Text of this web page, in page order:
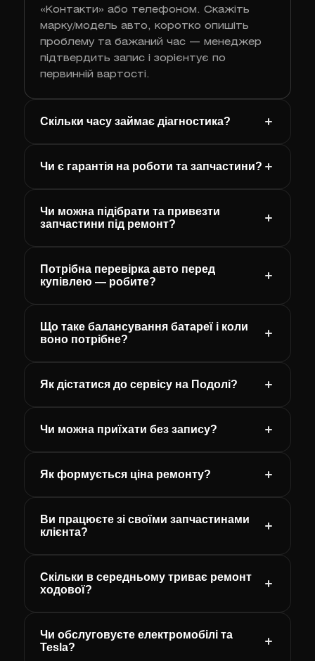
«Контакти» або телефоном. Скажіть
марку/модель авто, коротко опишіть
проблему та бажаний час — менеджер
підтвердить запис і зорієнтує по
первинній вартості.
Скільки часу займає діагностика?
Чи є гарантія на роботи та запчастини?
Чи можна підібрати та привезти
запчастини під ремонт?
Потрібна перевірка авто перед
купівлею — робите?
Що таке балансування батареї і коли
воно потрібне?
Як дістатися до сервісу на Подолі?
Чи можна приїхати без запису?
Як формується ціна ремонту?
Ви працюєте зі своїми запчастинами
клієнта?
Скільки в середньому триває ремонт
ходової?
Чи обслуговуєте електромобілі та
Tesla?